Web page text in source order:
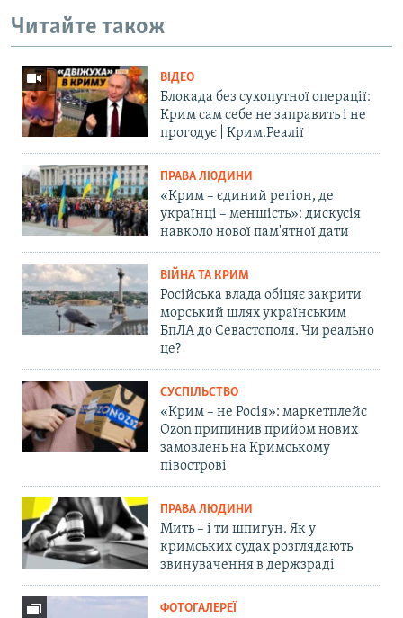
Читайте також
ВІДЕО
Блокада без сухопутної операції:
Крим сам себе не заправить і не
прогодує | Крим.Реалії
ПРАВА ЛЮДИНИ
«Крим – єдиний регіон, де
українці – меншість»: дискусія
навколо нової пам'ятної дати
ВІЙНА ТА КРИМ
Російська влада обіцяє закрити
морський шлях українським
БпЛА до Севастополя. Чи реально
це?
СУСПІЛЬСТВО
«Крим – не Росія»: маркетплейс
Ozon припинив прийом нових
замовлень на Кримському
півострові
ПРАВА ЛЮДИНИ
Мить – і ти шпигун. Як у
кримських судах розглядають
звинувачення в держзраді
ФОТОГАЛЕРЕЇ